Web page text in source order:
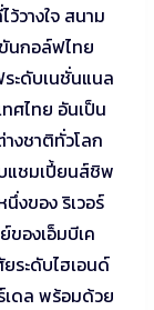
วางใจ สนาม
นกอล์ฟไทย
ะดับเนชั่นแนล
ศไทย อันเป็น
งชาติทั่วโลก
แชมเปี้ยนส์ชิพ
งของ ริเวอร์
องเอ็มบีเค
ระดับไฮเอนด์
เดล พร้อมด้วย